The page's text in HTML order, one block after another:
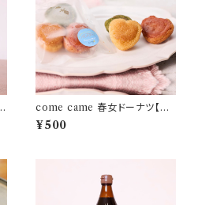
come came 春女ドーナツ【カ
ラダにやさしいおやつ】 [ 常温配
送 ] [ 冷蔵配送 ]
¥500